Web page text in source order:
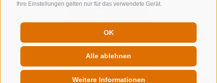
Ihre Einstellungen gelten nur für das verwendete Gerät.
OK
Alle ablehnen
Weitere Informationen
KONTAKTIERE UNS
+39 0472 632 372
info@gossensass.org